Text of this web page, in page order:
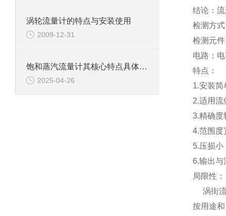
涡轮流量计的特点与安装使用
2009-12-31
饱和蒸汽流量计其核心特点具体如下
2025-04-26
结论：
检测方
检测元
电路：
特点：
1.安装
2.适用流
3.精确度
4.范围度
5.压损小
6.输出与
局限性：
涡街流
按用途